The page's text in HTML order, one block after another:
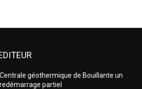
Centrale géothermique de Bouillante un
redémarrage partiel